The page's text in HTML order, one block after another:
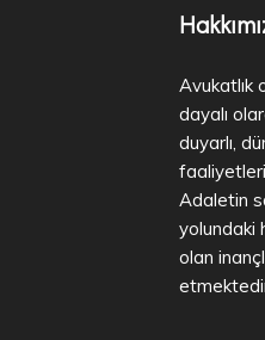
Avukatlık
dayalı
duyarlı,
Adaletin
yolundaki
olan